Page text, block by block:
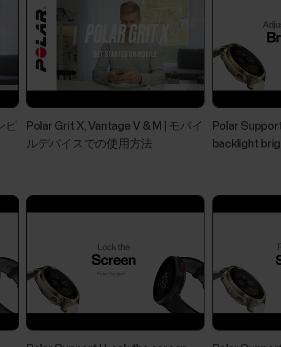
できるため、自分のスケジュールに合わせてトレーニ
よびPolar Flow Androidアプリの省電力
した場合は、Androidデバイスで、Polar Flow/Beatアプ
は、自動的に睡眠の 量 と 質 を記録し、各 睡眠ステー
示します。これは、睡眠時間の睡眠の質に関わる項目を
睡眠スコアを提供します。睡眠スコアは、現在の睡眠科
あなたの睡眠を比較します。睡眠スコアの項目をあな
り、毎日の活動が睡眠にどのような影響を与え、調整
することができます。腕時計およびPolar Flowアプリで
ピ
Polar Grit X, Vantage V & M | モバイ
ルデバイスでの使用方法
Polar
backlight